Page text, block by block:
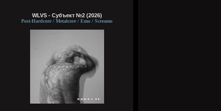
WLVS - Субъект №2 (2026)
Post-Hardcore / Metalcore / Emo / Screamo